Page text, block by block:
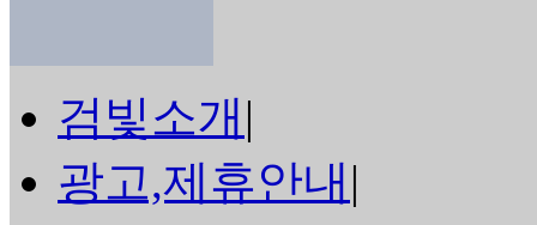
검빛소개|
광고,제휴안내|